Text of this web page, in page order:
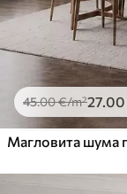
45.00€/m²27.00